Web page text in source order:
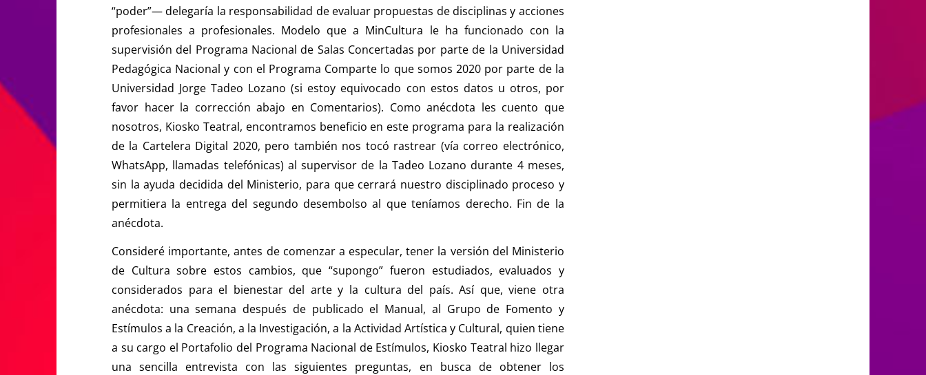
“poder”— delegaría la responsabilidad de evaluar propuestas de disciplinas y acciones
profesionales a profesionales. Modelo que a MinCultura le ha funcionado con la
supervisión del Programa Nacional de Salas Concertadas por parte de la Universidad
Pedagógica Nacional y con el Programa Comparte lo que somos 2020 por parte de la
Universidad Jorge Tadeo Lozano (si estoy equivocado con estos datos u otros, por
favor hacer la corrección abajo en Comentarios). Como anécdota les cuento que
nosotros, Kiosko Teatral, encontramos beneficio en este programa para la realización
de la Cartelera Digital 2020, pero también nos tocó rastrear (vía correo electrónico,
WhatsApp, llamadas telefónicas) al supervisor de la Tadeo Lozano durante 4 meses,
sin la ayuda decidida del Ministerio, para que cerrará nuestro disciplinado proceso y
permitiera la entrega del segundo desembolso al que teníamos derecho. Fin de la
anécdota.
Consideré importante, antes de comenzar a especular, tener la versión del Ministerio
de Cultura sobre estos cambios, que “supongo” fueron estudiados, evaluados y
considerados para el bienestar del arte y la cultura del país. Así que, viene otra
anécdota: una semana después de publicado el Manual, al Grupo de Fomento y
Estímulos a la Creación, a la Investigación, a la Actividad Artística y Cultural, quien tiene
a su cargo el Portafolio del Programa Nacional de Estímulos, Kiosko Teatral hizo llegar
una sencilla entrevista con las siguientes preguntas, en busca de obtener los